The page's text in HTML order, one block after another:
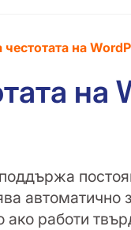
на
на
автоматично
ако работи